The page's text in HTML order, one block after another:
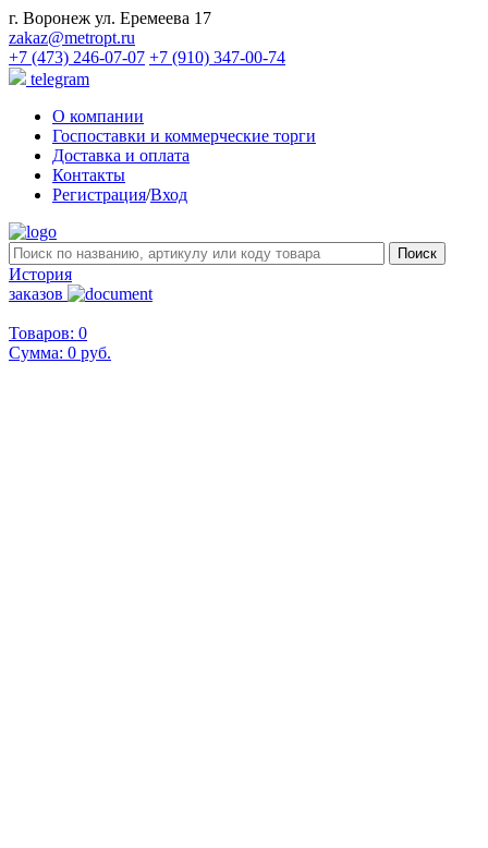
г. Воронеж ул. Еремеева 17
zakaz@metropt.ru
+7 (473) 246-07-07 +7 (910) 347-00-74
telegram
О компании
Госпоставки и коммерческие торги
Доставка и оплата
Контакты
Регистрация/Вход
История
заказов
Товаров: 0
Сумма: 0 руб.